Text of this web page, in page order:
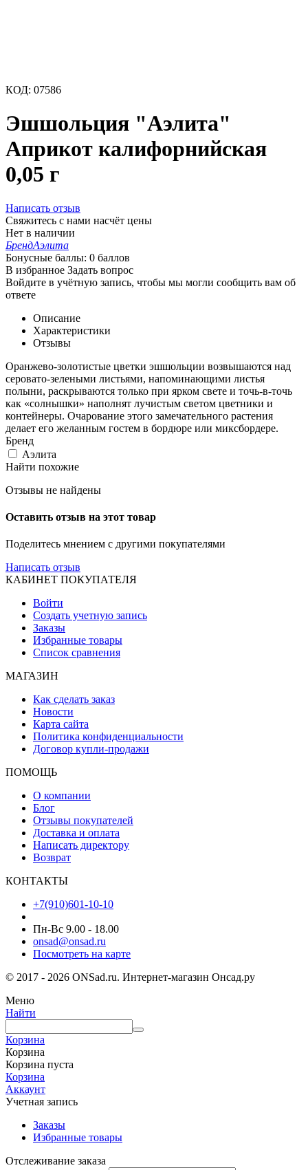
КОД: 07586
Эшшольция "Аэлита"
Априкот калифорнийская
0,05 г
Написать отзыв
Свяжитесь с нами насчёт цены
Нет в наличии
БрендАэлита
Бонусные баллы: 0 баллов
В избранное Задать вопрос
Войдите в учётную запись, чтобы мы могли сообщить вам об
ответе
Описание
Характеристики
Отзывы
Оранжево-золотистые цветки эшшольции возвышаются над
серовато-зелеными листьями, напоминающими листья
полыни, раскрываются только при ярком свете и точь-в-точь
как «солнышки» наполнят лучистым светом цветники и
контейнеры. Очарование этого замечательного растения
делает его желанным гостем в бордюре или миксбордере.
Бренд
Аэлита
Найти похожие
Отзывы не найдены
Оставить отзыв на этот товар
Поделитесь мнением с другими покупателями
Написать отзыв
КАБИНЕТ ПОКУПАТЕЛЯ
Войти
Создать учетную запись
Заказы
Избранные товары
Список сравнения
МАГАЗИН
Как сделать заказ
Новости
Карта сайта
Политика конфиденциальности
Договор купли-продажи
ПОМОЩЬ
О компании
Блог
Отзывы покупателей
Доставка и оплата
Написать директору
Возврат
КОНТАКТЫ
+7(910)601-10-10
Пн-Вс 9.00 - 18.00
onsad@onsad.ru
Посмотреть на карте
© 2017 - 2026 ONSad.ru. Интернет-магазин Онсад.ру
Меню
Найти
Корзина
Корзина
Корзина пуста
Корзина
Аккаунт
Учетная запись
Заказы
Избранные товары
Отслеживание заказа